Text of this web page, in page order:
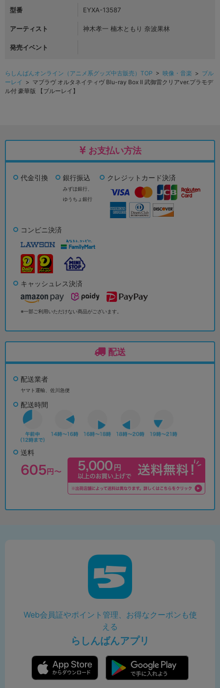
型番 EYXA-13587
アーティスト 神木孝一 楠木ともり 奈波果林
発売イベント
らしんばんオンライン（アニメ系グッズ中古販売）TOP > 映像・音楽 > ブル
ーレイ > マブラヴ オルタネイティヴ Blu-ray Box II 武御雷クリアver.プラモデ
ル付 豪華版 【ブルーレイ】
お支払い方法
代金引換 銀行振込
みずほ銀行、
ゆうちょ銀行
クレジットカード決済
コンビニ決済
キャッシュレス決済
※一部ご利用いただけない商品がございます。
配送
配送業者
ヤマト運輸、佐川急便
配送時間
送料
Web会員証やポイント管理、お得なクーポンも使
える
らしんばんアプリ